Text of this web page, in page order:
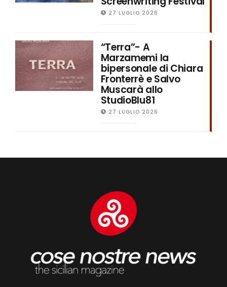
27 LUGLIO 2026
“Terra”- A
Marzamemi la
bipersonale di Chiara
Fronterrè e Salvo
Muscarà allo
StudioBlu81
27 LUGLIO 2026